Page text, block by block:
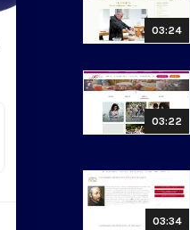
03:24
03:22
03:34